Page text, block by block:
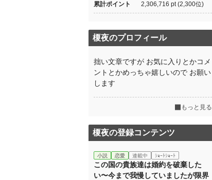
累計ポイント 2,306,716 pt (2,300位)
榎夜のプロフィール
拙い文章ですが お気に入りとかコメ
ントとかめっちゃ嬉しいので お願い
します
もっと見る
榎夜の登録コンテンツ
小説 恋愛 連載中 ｼｮｰﾄｼｮｰﾄ
この国の貴族達は婚約を破棄した
い〜今まで我慢していましたが限界